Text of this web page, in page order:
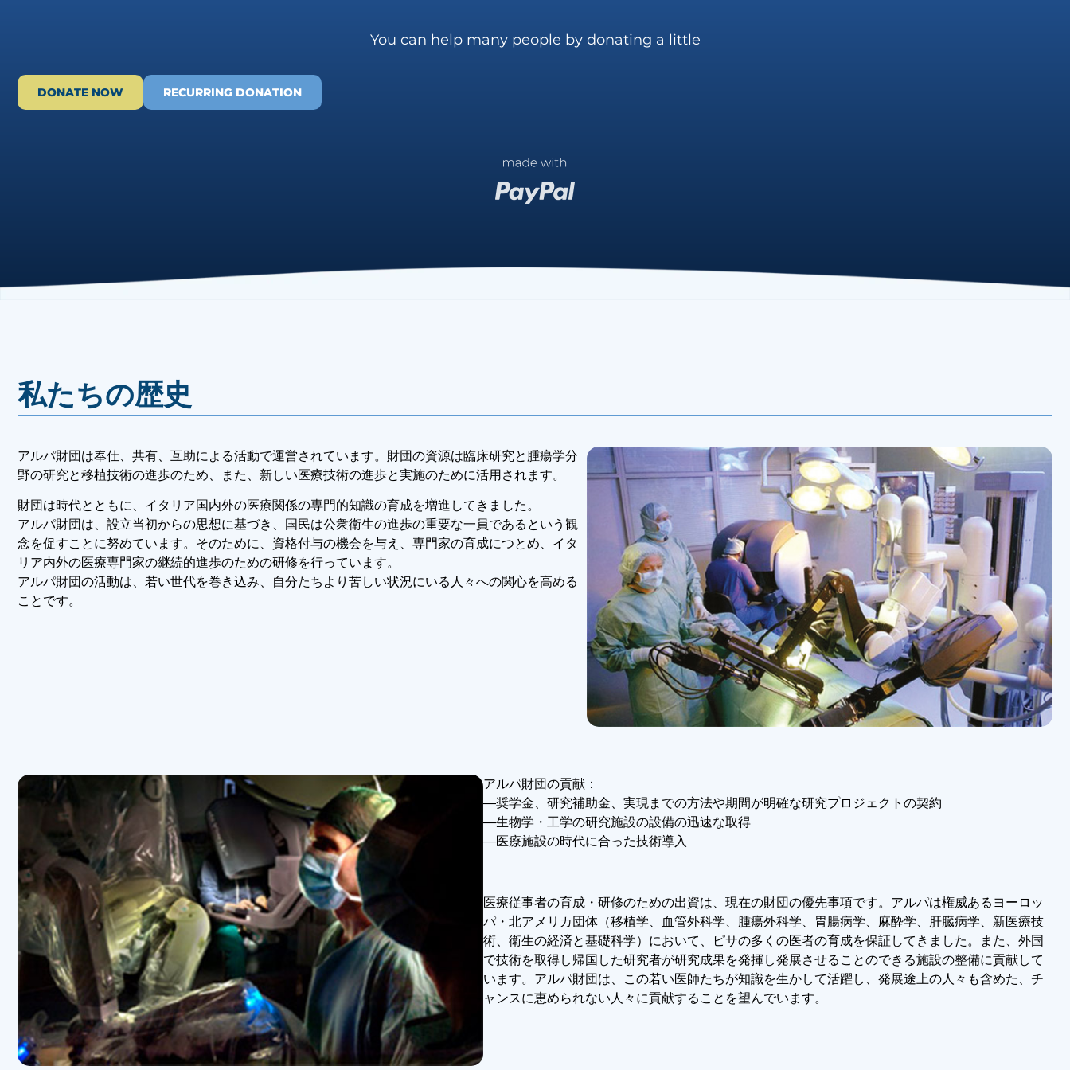
You can help many people by donating a little
DONATE NOW RECURRING DONATION
私たちの歴史
アルパ財団は奉仕、共有、互助による活動で運営されています。財団の資源は臨床研究と腫瘍学分
野の研究と移植技術の進歩のため、また、新しい医療技術の進歩と実施のために活用されます。
財団は時代とともに、イタリア国内外の医療関係の専門的知識の育成を増進してきました。
アルパ財団は、設立当初からの思想に基づき、国民は公衆衛生の進歩の重要な一員であるという観
念を促すことに努めています。そのために、資格付与の機会を与え、専門家の育成につとめ、イタ
リア内外の医療専門家の継続的進歩のための研修を行っています。
アルパ財団の活動は、若い世代を巻き込み、自分たちより苦しい状況にいる人々への関心を高める
ことです。
アルパ財団の貢献：
―奨学金、研究補助金、実現までの方法や期間が明確な研究プロジェクトの契約
―生物学・工学の研究施設の設備の迅速な取得
―医療施設の時代に合った技術導入
医療従事者の育成・研修のための出資は、現在の財団の優先事項です。アルパは権威あるヨーロッ
パ・北アメリカ団体（移植学、血管外科学、腫瘍外科学、胃腸病学、麻酔学、肝臓病学、新医療技
術、衛生の経済と基礎科学）において、ピサの多くの医者の育成を保証してきました。また、外国
で技術を取得し帰国した研究者が研究成果を発揮し発展させることのできる施設の整備に貢献して
います。アルパ財団は、この若い医師たちが知識を生かして活躍し、発展途上の人々も含めた、チ
ャンスに恵められない人々に貢献することを望んでいます。